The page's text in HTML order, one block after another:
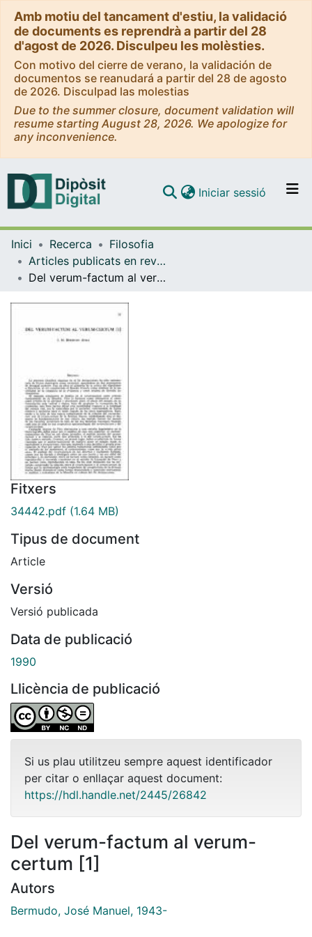
Amb motiu del tancament d'estiu, la validació
de documents es reprendrà a partir del 28
d'agost de 2026. Disculpeu les molèsties.
Con motivo del cierre de verano, la validación de
documentos se reanudará a partir del 28 de agosto
de 2026. Disculpad las molestias
Due to the summer closure, document validation will
resume starting August 28, 2026. We apologize for
any inconvenience.
Navega per tot el DD
Iniciar sessió (current)
Inici Recerca
Filosofia
Articles publicats en revistes (Filosofia)
Del verum-factum al verum-certum [1]
Fitxers
34442.pdf (1.64 MB)
Tipus de document
Article
Versió
Versió publicada
Data de publicació
1990
Llicència de publicació
Si us plau utilitzeu sempre aquest identificador
per citar o enllaçar aquest document:
https://hdl.handle.net/2445/26842
Del verum-factum al verum-
certum [1]
Autors
Bermudo, José Manuel, 1943-